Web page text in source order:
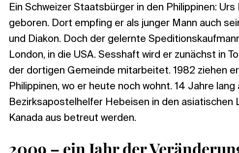
Ein Schweizer Staatsbürger in den Philippinen:
geboren. Dort empfing er als junger Mann auch
und Diakon. Doch der gelernte
London, in die USA. Sesshaft wird er zunächst in
der dortigen Gemeinde mitarbeitet. 1982 ziehen
Philippinen, wo er heute noch wohnt. 14 Jahre
Bezirksapostelhelfer Hebeisen in den asiatischen
Kanada aus betreut werden.
2009 – ein Jahr der